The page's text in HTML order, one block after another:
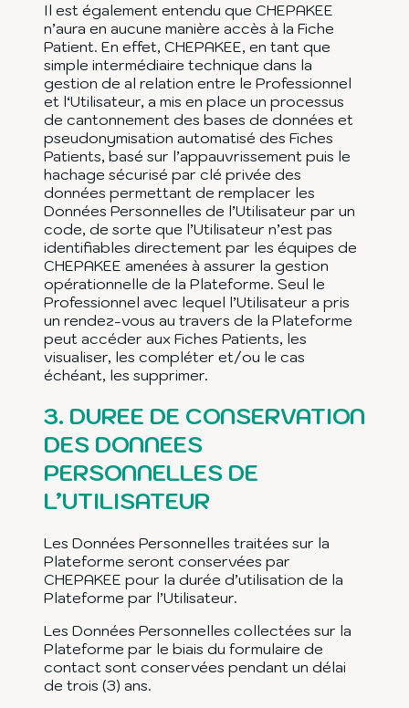
Il est également entendu que CHEPAKEE
n’aura en aucune manière accès à la Fiche
Patient. En effet, CHEPAKEE, en tant que
simple intermédiaire technique dans la
gestion de al relation entre le Professionnel
et l‘Utilisateur, a mis en place un processus
de cantonnement des bases de données et
pseudonymisation automatisé des Fiches
Patients, basé sur l’appauvrissement puis le
hachage sécurisé par clé privée des
données permettant de remplacer les
Données Personnelles de l’Utilisateur par un
code, de sorte que l’Utilisateur n’est pas
identifiables directement par les équipes de
CHEPAKEE amenées à assurer la gestion
opérationnelle de la Plateforme. Seul le
Professionnel avec lequel l’Utilisateur a pris
un rendez-vous au travers de la Plateforme
peut accéder aux Fiches Patients, les
visualiser, les compléter et/ou le cas
échéant, les supprimer.
3. DUREE DE CONSERVATION
DES DONNEES
PERSONNELLES DE
L’UTILISATEUR
Les Données Personnelles traitées sur la
Plateforme seront conservées par
CHEPAKEE pour la durée d’utilisation de la
Plateforme par l’Utilisateur.
Les Données Personnelles collectées sur la
Plateforme par le biais du formulaire de
contact sont conservées pendant un délai
de trois (3) ans.